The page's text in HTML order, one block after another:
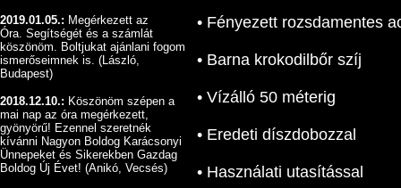
2019.01.05.: Megérkezett az
Óra. Segítségét és a számlát
köszönöm. Boltjukat ajánlani fogom
ismerőseimnek is. (László,
Budapest)
2018.12.10.: Köszönöm szépen a
mai nap az óra megérkezett,
gyönyörű! Ezennel szeretnék
kívánni Nagyon Boldog Karácsonyi
Ünnepeket és Sikerekben Gazdag
Boldog Új Évet! (Anikó, Vecsés)
• Fényezett rozsdamentes
• Barna krokodilbőr szíj
• Vízálló 50 méterig
• Eredeti díszdobozzal
• Használati utasítással